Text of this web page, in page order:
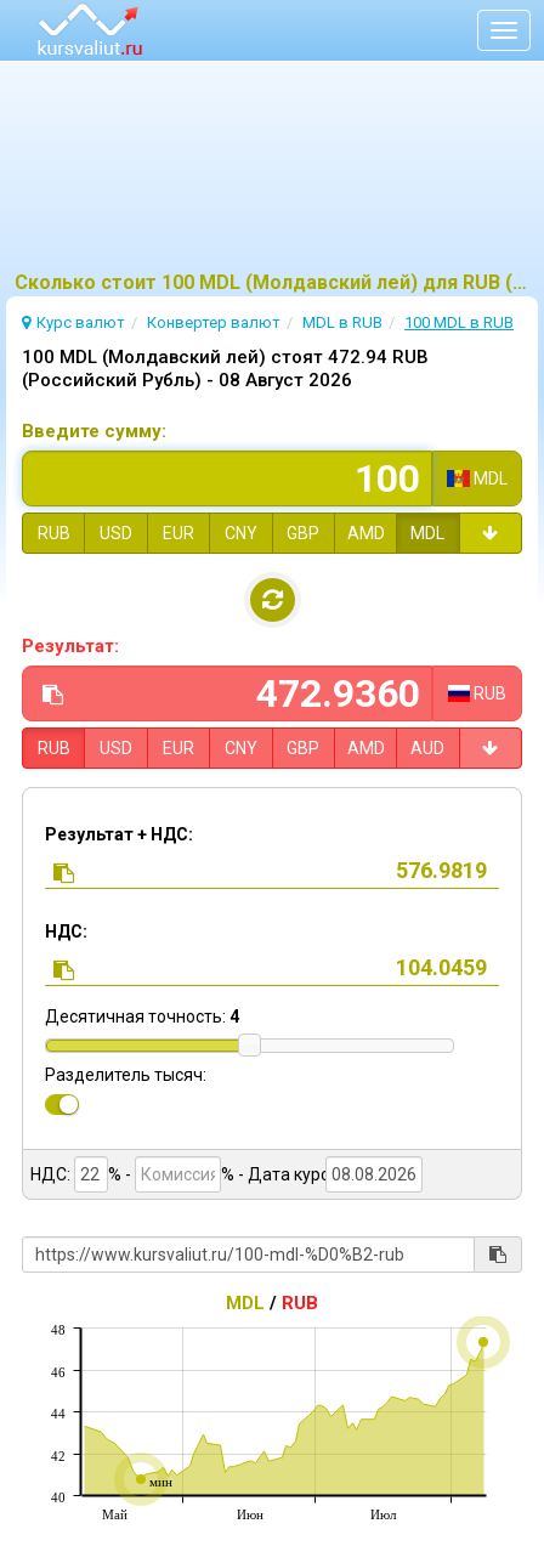
Сколько стоит 100 MDL (Молдавский лей) для RUB (Российский Рубль)?
Курс валют Конвертер валют MDL в RUB 100 MDL в RUB
100 MDL (Молдавский лей) стоят 472.94 RUB
(Российский Рубль) - 08 Август 2026
Введите сумму:
MDL
RUB USD EUR CNY GBP AMD MDL
Результат:
RUB
RUB USD EUR CNY GBP AMD AUD
Результат + НДС:
НДС:
Десятичная точность: 4
Разделитель тысяч:
НДС: % - % - Дата курса:
MDL / RUB
мин
Май Июн Июл
40
42
44
46
48